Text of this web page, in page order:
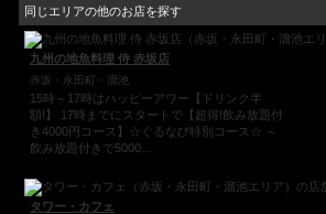
同じエリアの他のお店を探す
九州の地魚料理 侍 赤坂店
赤坂・永田町・溜池
15時～17時はハッピーアワー【ドリンク半
額!】 17時までにスタートで【超得!飲み放題付
き4000円コース】☆ぐるなび特別コース☆ ～
飲み放題付きで5000...
タワー・カフェ